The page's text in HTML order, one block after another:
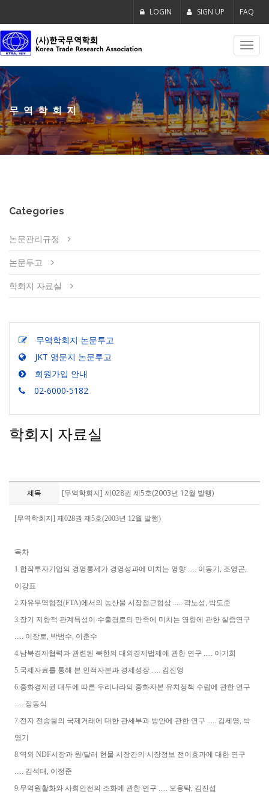
LOGIN SIGN UP FAQ
무역학회지
Categories
논문관리규정
논문투고
학회지 자료실
무역학회지 논문투고
JKT 영문지 논문투고
회원가입 안내
02-6000-5182
학회지 자료실
제목 [무역학회지] 제028권 제5호(2003년 12월 발행)
[무역학회지] 제028권 제5호(2003년 12월 발행)
목차
1.합작투자기업의 경영통제가 경영성과에 미치는 영향 ..... 이동기, 조영곤,
이강표
2.자유무역협정(FTA)에서의 농산물 시장접근협상 ..... 곽노성, 박도준
3.장기 지향적 관계특성이 수출경로의 만족에 미치는 영향에 관한 실증연구
..... 이장로, 박범수, 이춘수
4.남북경제협력과 관련된 북한의 대외경제법제에 관한 연구 ..... 이기희
5.국제자료를 통해 본 인적자본과 경제성장 ..... 김진영
6.중화경제권 대두에 따른 우리나라의 중화자본 유치정책 수립에 관한 연구
..... 장동식
7.전자 전송물의 국제거래에 대한 관세부과 방안에 관한 연구 ..... 김세영, 박
영기
8.역외 NDF시장과 원/달러 현물 시장간의 시장정보 전이효과에 대한 연구
..... 김석태, 이정준
9.무역원활화와 사회안전의 조화에 관한 연구 ..... 오웅탁, 김진섭